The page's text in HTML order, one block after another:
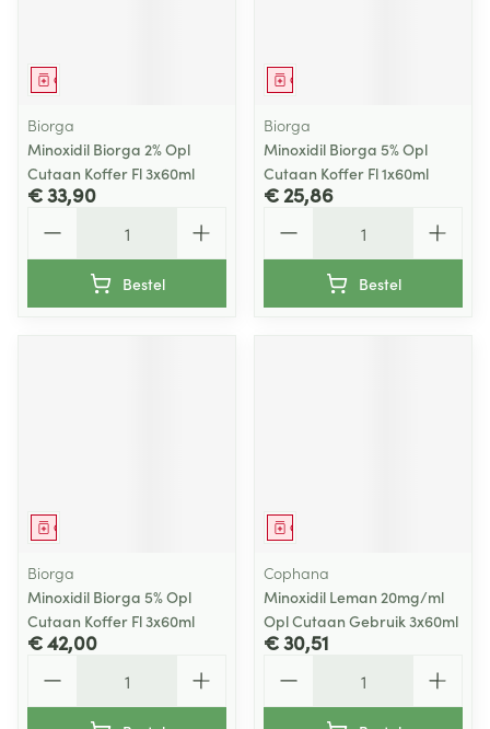
Geneesmiddel
Biorga
Minoxidil Biorga 2% Opl
Cutaan Koffer Fl 3x60ml
€ 33,90
Bestel
Geneesmiddel
Biorga
Minoxidil Biorga 5% Opl
Cutaan Koffer Fl 1x60ml
€ 25,86
Bestel
Geneesmiddel
Biorga
Minoxidil Biorga 5% Opl
Cutaan Koffer Fl 3x60ml
€ 42,00
Geneesmiddel
Cophana
Minoxidil Leman 20mg/ml
Opl Cutaan Gebruik 3x60ml
€ 30,51